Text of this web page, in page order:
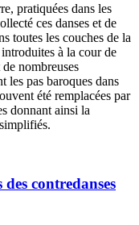
pratiquées dans les
ces danses et de
toutes les couches de la
à la cour de
nombreuses
les pas baroques dans
été remplacées par
donnant ainsi la
contredanses